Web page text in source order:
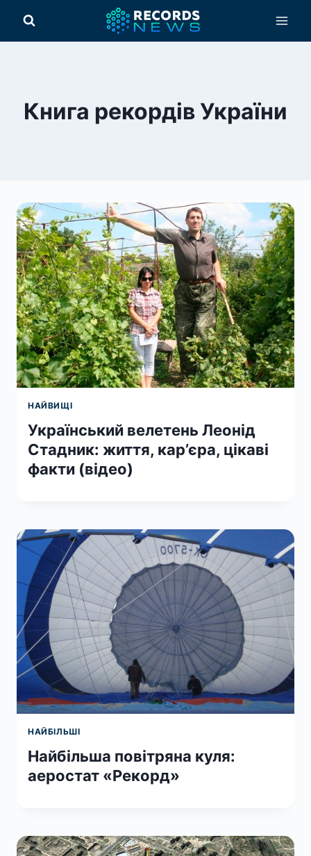
вмісту
Книга рекордів України
НАЙВИЩІ
Український велетень Леонід
Стадник: життя, кар’єра, цікаві
факти (відео)
НАЙБІЛЬШІ
Найбільша повітряна куля:
аеростат «Рекорд»